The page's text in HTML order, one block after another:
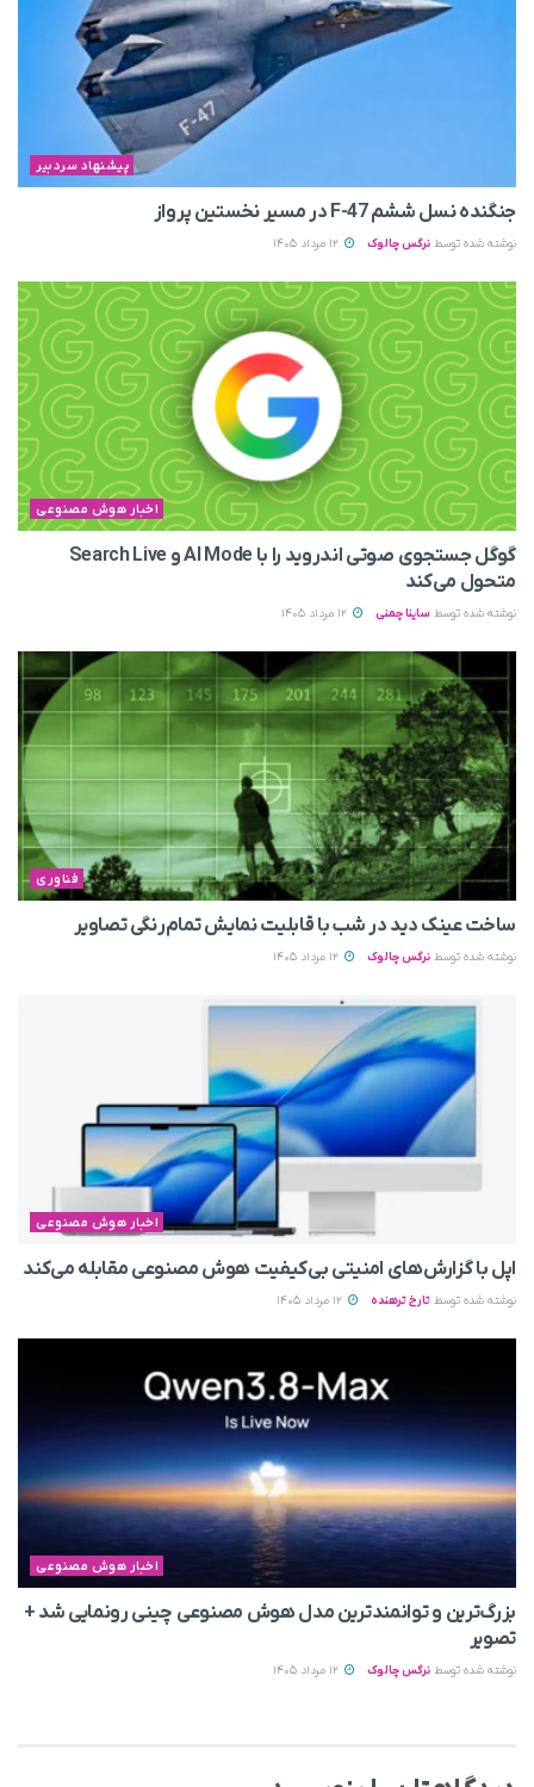
پیشنهاد سردبیر
جنگنده نسل ششم F-47 در مسیر نخستین پرواز
نوشته شده توسط نرگس چالوک
اخبار هوش مصنوعی
گوگل جستجوی صوتی اندروید را با AI Mode و Search Live
متحول می‌کند
نوشته شده توسط ساینا چمنی
فناوری
ساخت عینک دید در شب با قابلیت نمایش تمام‌رنگی تصاویر
نوشته شده توسط نرگس چالوک
اخبار هوش مصنوعی
اپل با گزارش‌های امنیتی بی‌کیفیت هوش مصنوعی مقابله می‌کند
نوشته شده توسط تارخ ترهنده
اخبار هوش مصنوعی
بزرگ‌ترین و توانمندترین مدل هوش مصنوعی چینی رونمایی شد +
تصویر
نوشته شده توسط نرگس چالوک